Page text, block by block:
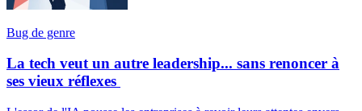
Bug de genre
La tech veut un autre leadership... sans renoncer à
ses vieux réflexes